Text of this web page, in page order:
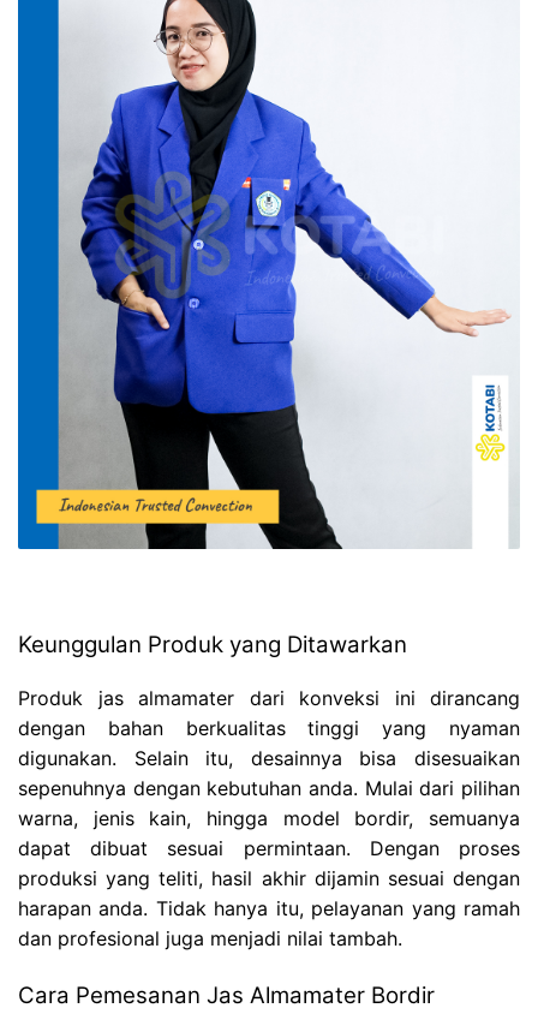
Keunggulan Produk yang Ditawarkan
Produk jas almamater dari konveksi ini dirancang
dengan bahan berkualitas tinggi yang nyaman
digunakan. Selain itu, desainnya bisa disesuaikan
sepenuhnya dengan kebutuhan anda. Mulai dari pilihan
warna, jenis kain, hingga model bordir, semuanya
dapat dibuat sesuai permintaan. Dengan proses
produksi yang teliti, hasil akhir dijamin sesuai dengan
harapan anda. Tidak hanya itu, pelayanan yang ramah
dan profesional juga menjadi nilai tambah.
Cara Pemesanan Jas Almamater Bordir